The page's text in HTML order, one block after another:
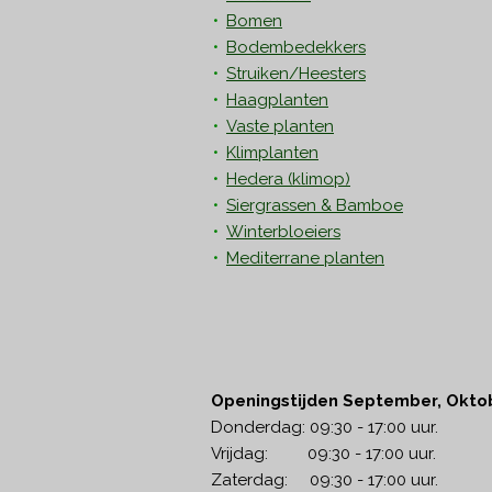
Bomen
Bodembedekkers
Struiken/Heesters
Haagplanten
Vaste planten
Klimplanten
Hedera (klimop)
Siergrassen & Bamboe
Winterbloeiers
Mediterrane planten
Openingstijden September,
Donderdag: 09:30 - 17:00 uur.
Vrijdag: 09:30 - 17:00 uur.
Zaterdag: 09:30 - 17:00 uur.